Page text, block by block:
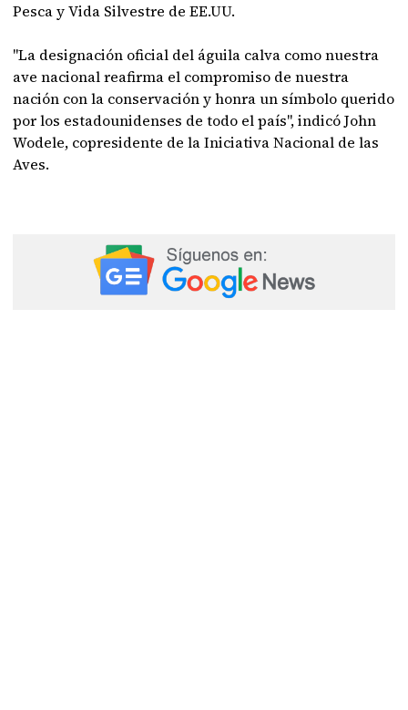
Pesca y Vida Silvestre de EE.UU.
"La designación oficial del águila calva como nuestra
ave nacional reafirma el compromiso de nuestra
nación con la conservación y honra un símbolo querido
por los estadounidenses de todo el país", indicó John
Wodele, copresidente de la Iniciativa Nacional de las
Aves.